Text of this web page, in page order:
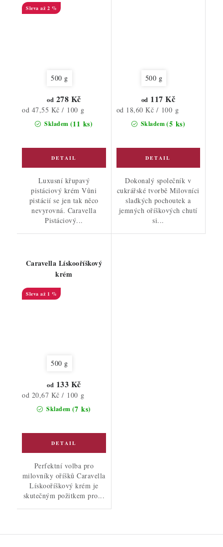
až 2 %
500 g
Skladem (11 ks)
od 278 Kč
Měrná
cena:
od 47,55 Kč / 100 g
Luxusní křupavý
pistáciový krém Vůni
pistácií se jen tak něco
nevyrovná. Caravella
Pistáciový...
500 g
Skladem(5 ks)
od 117 Kč
Měrná
od 18,60 Kč / 100 g
Dokonalý společník v
cukrářské tvorbě Milovníci
sladkých pochoutek a
jemných oříškových chutí
si...
Caravella Lískooříškový
krém
až 1 %
500 g
Skladem (7 ks)
od 133 Kč
Měrná
od 20,67 Kč / 100 g
Perfektní volba pro
milovníky oříšků Caravella
Lískooříškový krém je
skutečným požitkem pro...